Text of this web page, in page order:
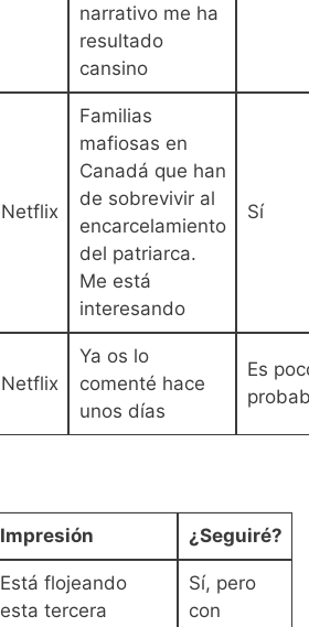
narrativo me ha
resultado
cansino
Netflix
Familias
mafiosas en
Canadá que han
de sobrevivir al
encarcelamiento
del patriarca.
Me está
interesando
Sí
Netflix
Ya os lo
comenté hace
unos días
Es
Impresión ¿Seguiré?
Está flojeando
esta tercera
Sí, pero
con